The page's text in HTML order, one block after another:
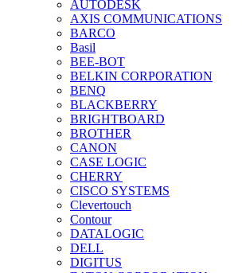
AUTODESK
AXIS COMMUNICATIONS
BARCO
Basil
BEE-BOT
BELKIN CORPORATION
BENQ
BLACKBERRY
BRIGHTBOARD
BROTHER
CANON
CASE LOGIC
CHERRY
CISCO SYSTEMS
Clevertouch
Contour
DATALOGIC
DELL
DIGITUS